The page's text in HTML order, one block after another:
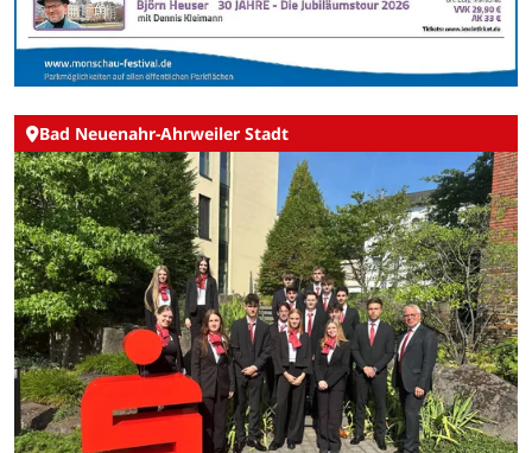
Bad Neuenahr-Ahrweiler Stadt